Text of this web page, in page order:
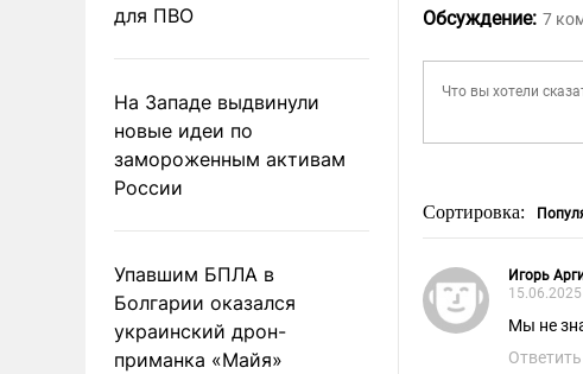
для ПВО
На Западе выдвинули
новые идеи по
замороженным активам
России
Упавшим БПЛА в
Болгарии оказался
украинский дрон-
приманка «Майя»
Обсуждение: 7
Сортировка:
Игорь
15.06.2025
Мы не
Ответить